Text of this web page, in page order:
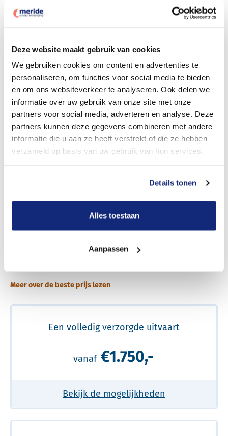
Deze website maakt gebruik van cookies
We gebruiken cookies om content en advertenties te
personaliseren, om functies voor social media te bieden
en om ons websiteverkeer te analyseren. Ook delen we
informatie over uw gebruik van onze site met onze
partners voor social media, adverteren en analyse. Deze
partners kunnen deze gegevens combineren met andere
informatie die u aan ze heeft verstrekt of die ze hebben
verzameld op basis van uw gebruik van hun services.
Details tonen
Alles toestaan
Aanpassen
Dit kost een crematie
Een betere uitvaart ervaring voor een betere
Meer over de beste prijs lezen
Een volledig verzorgde uitvaart
vanaf €1.750,-
Bekijk de mogelijkheden